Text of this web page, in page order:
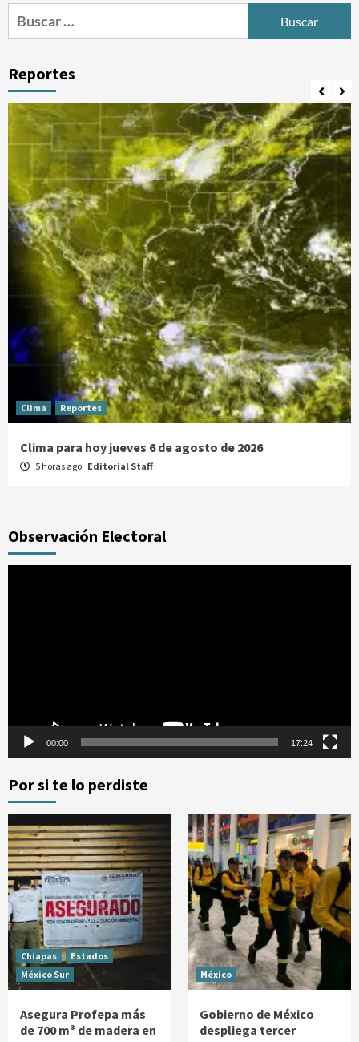
Buscar:
Reportes
Clima Reportes
Clima para hoy jueves 6 de agosto de 2026
5 horas ago Editorial Staff
Observación Electoral
00:00 17:24
Por si te lo perdiste
Chiapas
Estados
México Sur
Asegura Profepa más
de 700 m³ de madera en
México
Gobierno de México
despliega tercer